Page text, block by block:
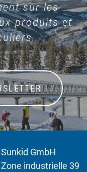
sur les
produits et
Sunkid GmbH
Zone industrielle 39